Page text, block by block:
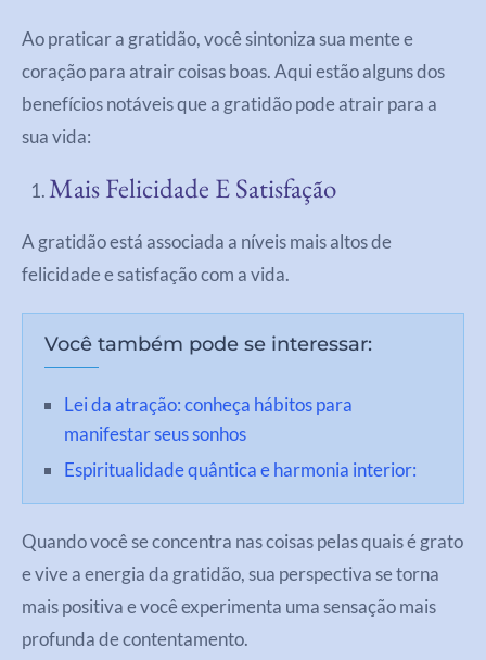
Ao praticar a gratidão, você sintoniza sua mente e
coração para atrair coisas boas. Aqui estão alguns dos
benefícios notáveis que a gratidão pode atrair para a
sua vida:
Mais Felicidade E Satisfação
A gratidão está associada a níveis mais altos de
felicidade e satisfação com a vida.
Você também pode se interessar:
Lei da atração: conheça hábitos para
manifestar seus sonhos
Espiritualidade quântica e harmonia interior:
Quando você se concentra nas coisas pelas quais é grato
e vive a energia da gratidão, sua perspectiva se torna
mais positiva e você experimenta uma sensação mais
profunda de contentamento.